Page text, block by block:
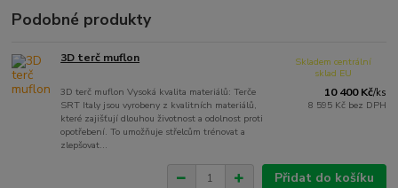
Podobné produkty
3D terč muflon
3D terč muflon Vysoká kvalita materiálů: Terče
SRT Italy jsou vyrobeny z kvalitních materiálů,
které zajišťují dlouhou životnost a odolnost proti
opotřebení. To umožňuje střelcům trénovat a
zlepšovat...
10 400 Kč/ks
8 595 Kč bez DPH
Skladem centrální
sklad EU
Přidat do košíku